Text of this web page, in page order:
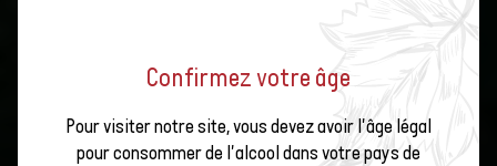
Confirmez votre âge
Pour visiter notre site, vous devez avoir l'âge légal
pour consommer de l'alcool dans votre pays de